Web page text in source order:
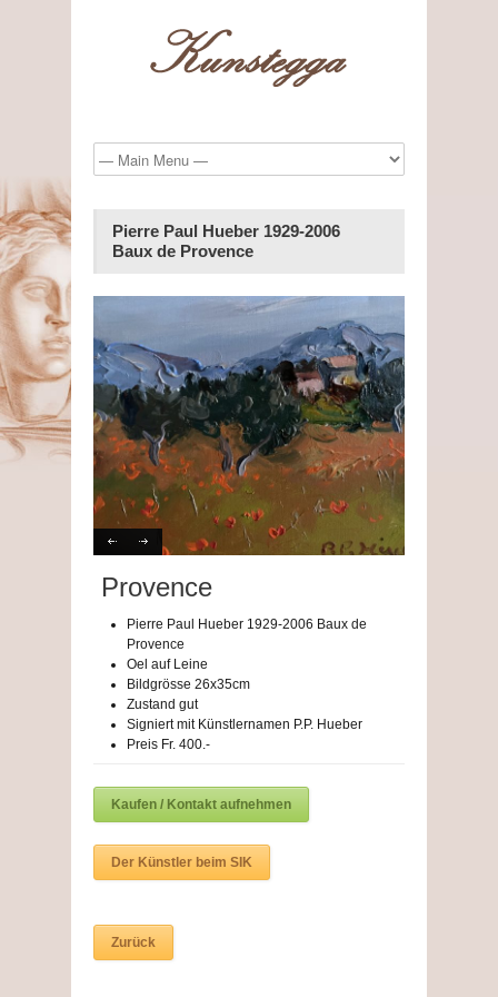
Pierre Paul Hueber 1929-2006
Baux de Provence
Provence
Pierre Paul Hueber 1929-2006 Baux de
Provence
Oel auf Leine
Bildgrösse 26x35cm
Zustand gut
Signiert mit Künstlernamen P.P. Hueber
Preis Fr. 400.-
Kaufen / Kontakt aufnehmen
Der Künstler beim SIK
Zurück